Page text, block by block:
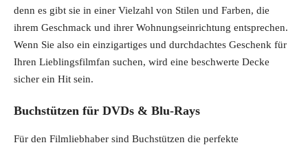
denn es gibt sie in einer Vielzahl von Stilen und Farben, die
ihrem Geschmack und ihrer Wohnungseinrichtung entsprechen.
Wenn Sie also ein einzigartiges und durchdachtes Geschenk für
Ihren Lieblingsfilmfan suchen, wird eine beschwerte Decke
sicher ein Hit sein.
Buchstützen für DVDs & Blu-Rays
Für den Filmliebhaber sind Buchstützen die perfekte